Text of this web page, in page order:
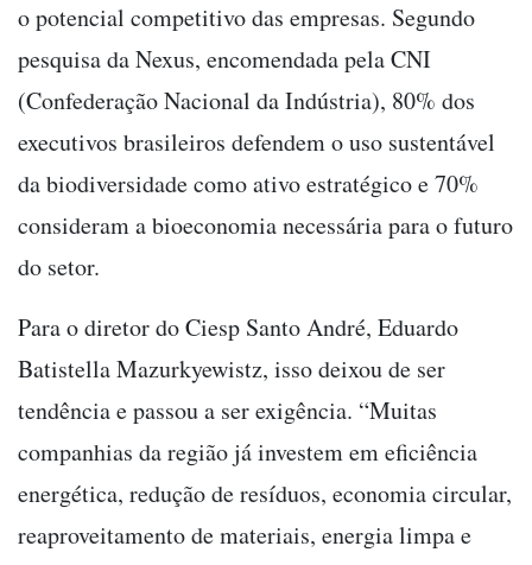
o potencial competitivo das empresas. Segundo
pesquisa da Nexus, encomendada pela CNI
(Confederação Nacional da Indústria), 80% dos
executivos brasileiros defendem o uso sustentável
da biodiversidade como ativo estratégico e 70%
consideram a bioeconomia necessária para o futuro
do setor.
Para o diretor do Ciesp Santo André, Eduardo
Batistella Mazurkyewistz, isso deixou de ser
tendência e passou a ser exigência. “Muitas
companhias da região já investem em eficiência
energética, redução de resíduos, economia circular,
reaproveitamento de materiais, energia limpa e